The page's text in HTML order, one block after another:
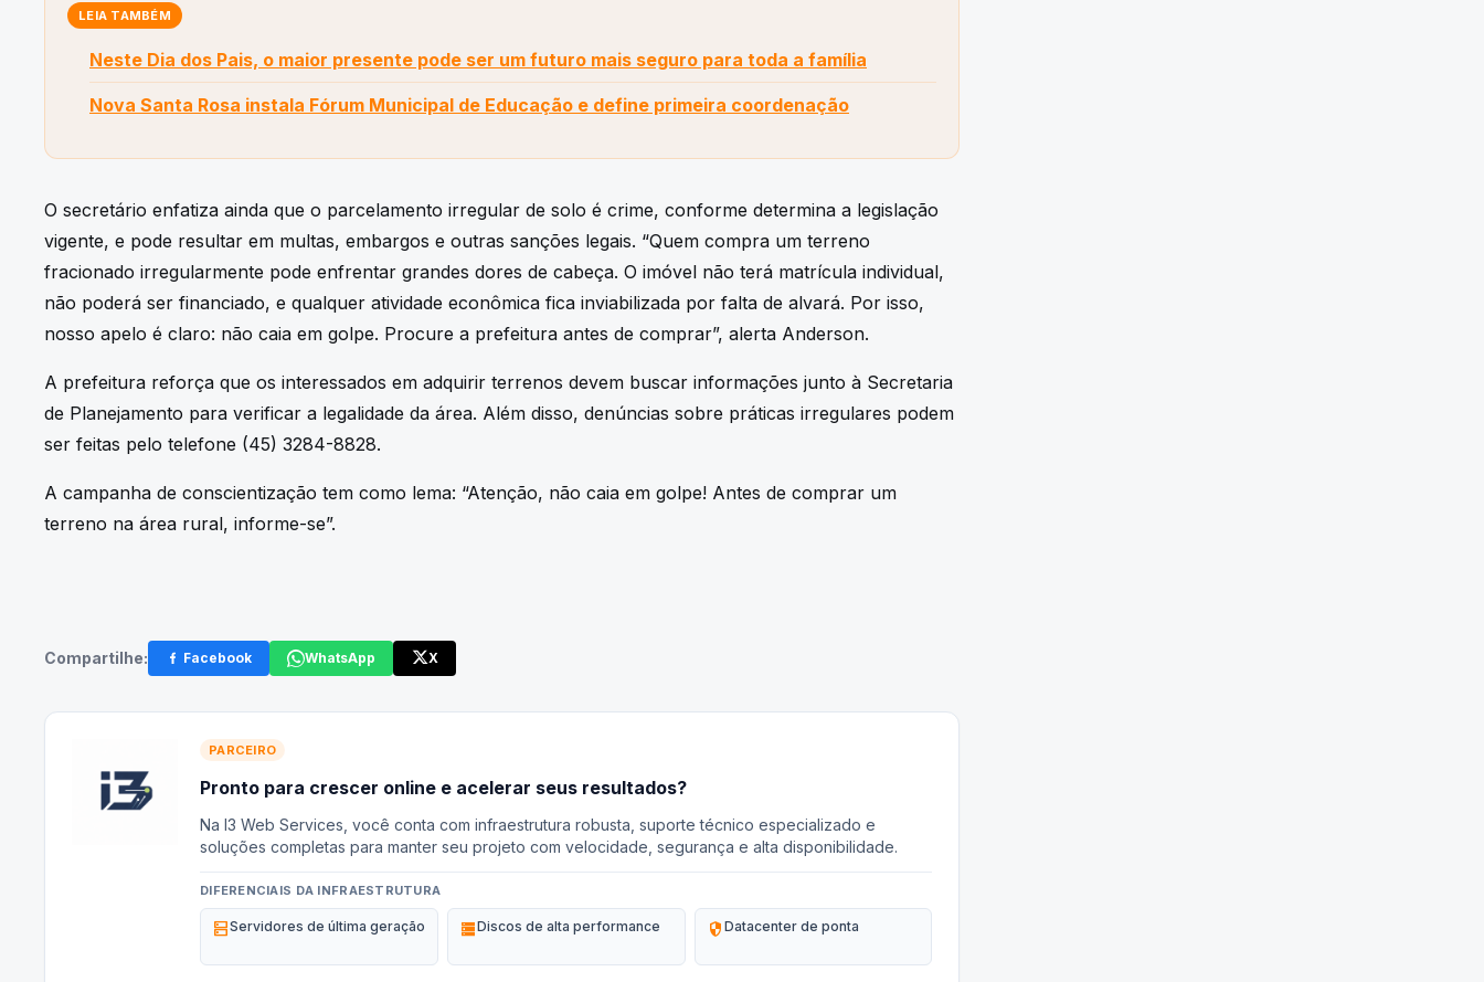
LEIA TAMBÉM
Neste Dia dos Pais, o maior presente pode ser um futuro mais seguro para toda a família
Nova Santa Rosa instala Fórum Municipal de Educação e define primeira coordenação
O secretário enfatiza ainda que o parcelamento irregular de solo é crime, conforme determina a legislação
vigente, e pode resultar em multas, embargos e outras sanções legais. “Quem compra um terreno
fracionado irregularmente pode enfrentar grandes dores de cabeça. O imóvel não terá matrícula individual,
não poderá ser financiado, e qualquer atividade econômica fica inviabilizada por falta de alvará. Por isso,
nosso apelo é claro: não caia em golpe. Procure a prefeitura antes de comprar”, alerta Anderson.
A prefeitura reforça que os interessados em adquirir terrenos devem buscar informações junto à Secretaria
de Planejamento para verificar a legalidade da área. Além disso, denúncias sobre práticas irregulares podem
ser feitas pelo telefone (45) 3284-8828.
A campanha de conscientização tem como lema: “Atenção, não caia em golpe! Antes de comprar um
terreno na área rural, informe-se”.
Compartilhe: Facebook WhatsApp X
PARCEIRO
Pronto para crescer online e acelerar seus resultados?
Na I3 Web Services, você conta com infraestrutura robusta, suporte técnico especializado e
soluções completas para manter seu projeto com velocidade, segurança e alta disponibilidade.
DIFERENCIAIS DA INFRAESTRUTURA
dnsServidores de última geração storageDiscos de alta performance security Datacenter de ponta